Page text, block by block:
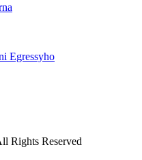
Egressyho
Rights Reserved